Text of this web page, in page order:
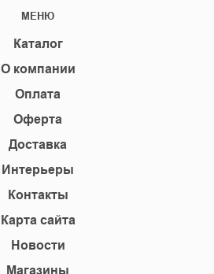
МЕНЮ
Каталог
О компании
Оплата
Оферта
Доставка
Интерьеры
Контакты
Карта сайта
Новости
Магазины